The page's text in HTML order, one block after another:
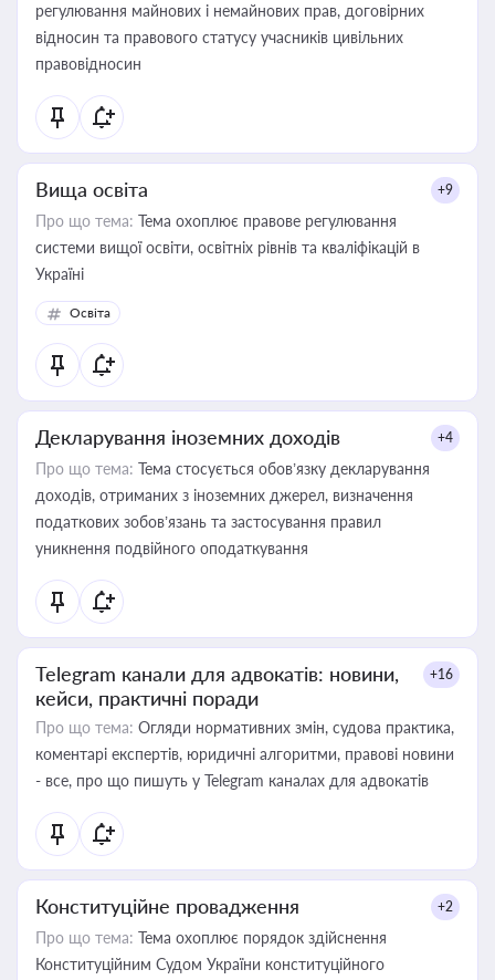
регулювання майнових і немайнових прав, договірних
відносин та правового статусу учасників цивільних
правовідносин
Вища освіта +9
Про що тема: Тема охоплює правове регулювання
системи вищої освіти, освітніх рівнів та кваліфікацій в
Україні
Освіта
Декларування іноземних доходів +4
Про що тема: Тема стосується обов’язку декларування
доходів, отриманих з іноземних джерел, визначення
податкових зобов’язань та застосування правил
уникнення подвійного оподаткування
Telegram канали для адвокатів: новини,
кейси, практичні поради
+16
Про що тема: Огляди нормативних змін, судова практика,
коментарі експертів, юридичні алгоритми, правові новини
- все, про що пишуть у Telegram каналах для адвокатів
Конституційне провадження +2
Про що тема: Тема охоплює порядок здійснення
Конституційним Судом України конституційного